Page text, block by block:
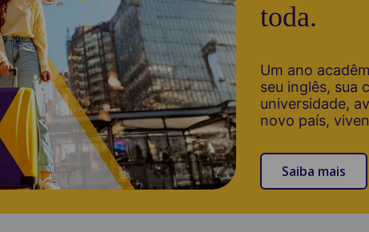
toda.
Um ano
seu inglês, sua
universidade,
novo país,
Saiba mais